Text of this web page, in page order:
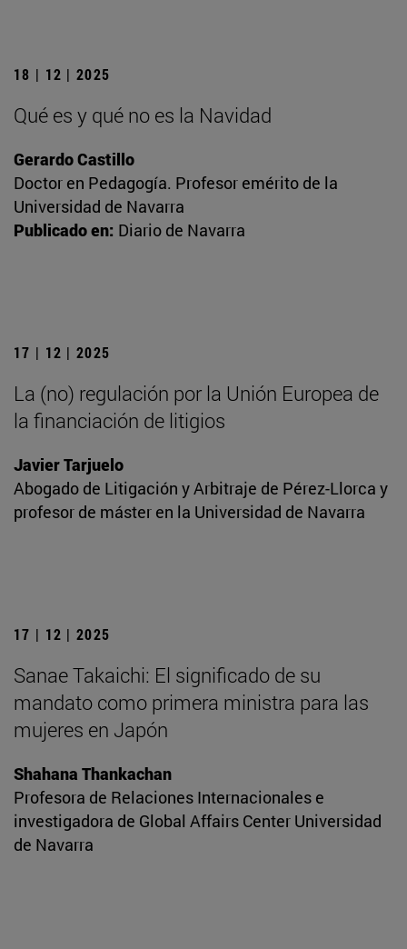
18 | 12 | 2025
Qué es y qué no es la Navidad
Gerardo Castillo
Doctor en Pedagogía. Profesor emérito de la
Universidad de Navarra
Publicado en: Diario de Navarra
17 | 12 | 2025
La (no) regulación por la Unión Europea de
la financiación de litigios
Javier Tarjuelo
Abogado de Litigación y Arbitraje de Pérez-Llorca y
profesor de máster en la Universidad de Navarra
17 | 12 | 2025
Sanae Takaichi: El significado de su
mandato como primera ministra para las
mujeres en Japón
Shahana Thankachan
Profesora de Relaciones Internacionales e
investigadora de Global Affairs Center Universidad
de Navarra